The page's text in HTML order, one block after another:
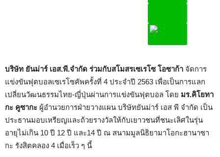
บริษัท ยันม่าร์ เอส.พี.จำกัด ร่วมกับสโมสรเซเรโซ โอซาก้า จัดการ
แข่งขันฟุตบอลเซเรโซคัพครั้งที่ 4 ประจำปี 2563 เพื่อเป็นการแลก
เปลี่ยนวัฒนธรรมไทย-ญี่ปุ่นผ่านการแข่งขันฟุตบอล โดย มร.คิโยทา
กะ คูซากะ ผู้อำนวยการฝ่ายวางแผน บริษัทยันม่าร์ เอส พี จำกัด เป็น
ประธานมอบเหรียญและถ้วยรางวัลให้กับเยาวชนที่ชนะเลิศในรุ่น
อายุไม่เกิน 10 ปี 12 ปี และ14 ปี ณ สนามมูลนิธิยามาโอกะฮานาซา
กะ รังสิตคลอง 4 เมื่อเร็ว ๆ นี้